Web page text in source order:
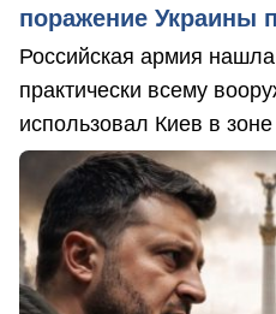
поражение Украины
Российская армия
практически всему
использовал Киев в